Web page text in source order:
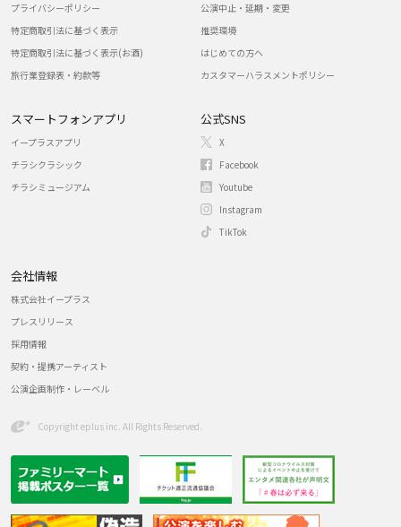
プライバシーポリシー
特定商取引法に基づく表示
特定商取引法に基づく表示(お酒)
旅行業登録表・約款等
公演中止・延期・変更
推奨環境
はじめての方へ
カスタマーハラスメントポリシー
スマートフォンアプリ
イープラスアプリ
チラシクラシック
チラシミュージアム
公式SNS
X
Facebook
Youtube
Instagram
TikTok
会社情報
株式会社イープラス
プレスリリース
採用情報
契約・提携アーティスト
公演企画制作・レーベル
Copyright eplus inc. All Rights Reserved.